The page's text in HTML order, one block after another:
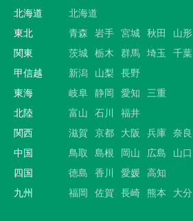
北海道
北海道
東北
青森 岩手 宮城 秋田 山形
関東
茨城 栃木 群馬 埼玉 千葉
甲信越
新潟 山梨
長野
東海
岐阜 静岡 愛知
三重
北陸
富山 石川
福井
関西
滋賀 京都 大阪 兵庫 奈良
中国
鳥取 島根 岡山 広島
山口
四国
徳島 香川 愛媛 高知
九州
福岡 佐賀 長崎 熊本 大分